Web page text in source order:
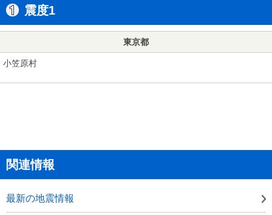
震度1
東京都
小笠原村
関連情報
最新の地震情報